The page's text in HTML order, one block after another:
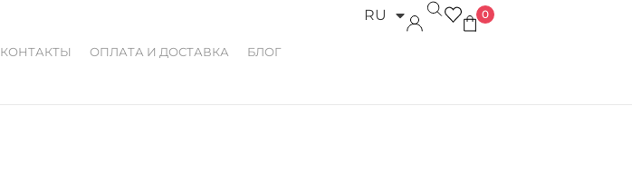
КОНТАКТЫ ОПЛАТА И ДОСТАВКА БЛОГ
RU
UK 0